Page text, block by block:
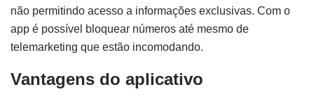
não permitindo acesso a informações exclusivas. Com o
app é possível bloquear números até mesmo de
telemarketing que estão incomodando.
Vantagens do aplicativo